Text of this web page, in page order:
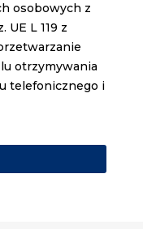
osobowych z
UE L 119 z
otrzymywania
telefonicznego i